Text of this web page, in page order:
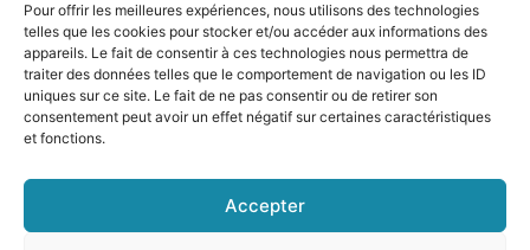
Pour offrir les meilleures expériences, nous utilisons des technologies
telles que les cookies pour stocker et/ou accéder aux informations des
appareils. Le fait de consentir à ces technologies nous permettra de
traiter des données telles que le comportement de navigation ou les ID
uniques sur ce site. Le fait de ne pas consentir ou de retirer son
consentement peut avoir un effet négatif sur certaines caractéristiques
et fonctions.
Accepter
e
b
o
o
k
-
t
a
g
r
a
m
k
e
d
i
n
n